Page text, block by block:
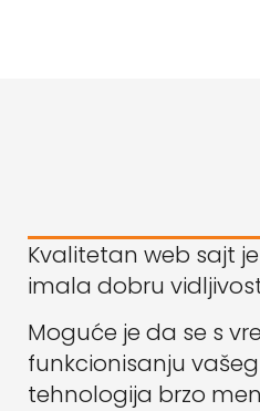
Kvalitetan web sajt
imala dobru
Moguće je da se s
funkcionisanju
tehnologija brzo